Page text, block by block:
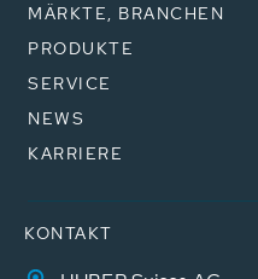
MÄRKTE, BRANCHEN
PRODUKTE
SERVICE
NEWS
KARRIERE
KONTAKT